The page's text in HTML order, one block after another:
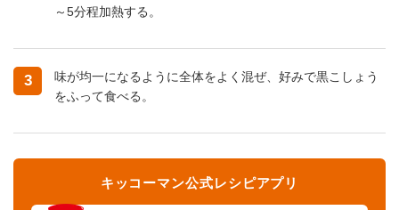
～5分程加熱する。
3
味が均一になるように全体をよく混ぜ、好みで黒こしょう
をふって食べる。
キッコーマン公式レシピアプリ